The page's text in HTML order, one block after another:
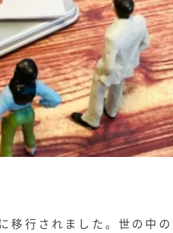
移行されました。世の中